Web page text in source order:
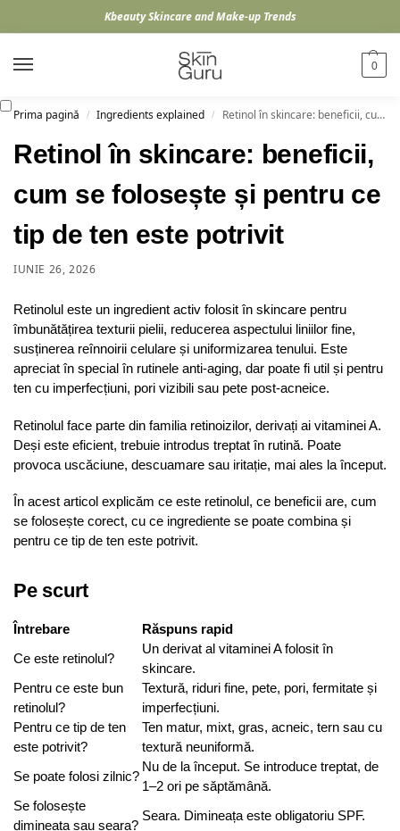
Kbeauty Skincare and Make-up Trends
0
Prima pagină / Ingredients explained / Retinol în skincare: beneficii, cum se folosește și pentru ce tip de ten este potrivit
Retinol în skincare: beneficii,
cum se folosește și pentru ce
tip de ten este potrivit
IUNIE 26, 2026
Retinolul este un ingredient activ folosit în skincare pentru
îmbunătățirea texturii pielii, reducerea aspectului liniilor fine,
susținerea reînnoirii celulare și uniformizarea tenului. Este
apreciat în special în rutinele anti-aging, dar poate fi util și pentru
ten cu imperfecțiuni, pori vizibili sau pete post-acneice.
Retinolul face parte din familia retinoizilor, derivați ai vitaminei A.
Deși este eficient, trebuie introdus treptat în rutină. Poate
provoca uscăciune, descuamare sau iritație, mai ales la început.
În acest articol explicăm ce este retinolul, ce beneficii are, cum
se folosește corect, cu ce ingrediente se poate combina și
pentru ce tip de ten este potrivit.
Pe scurt
Întrebare
Răspuns rapid
Ce este retinolul?
Un derivat al vitaminei A folosit în
skincare.
Pentru ce este bun
retinolul?
Textură, riduri fine, pete, pori, fermitate și
imperfecțiuni.
Pentru ce tip de ten
este potrivit?
Ten matur, mixt, gras, acneic, tern sau cu
textură neuniformă.
Se poate folosi zilnic?
Nu de la început. Se introduce treptat, de
1–2 ori pe săptămână.
Se folosește
dimineața sau seara?
Seara. Dimineața este obligatoriu SPF.